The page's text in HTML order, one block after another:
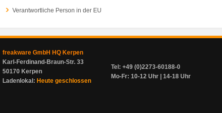
Verantwortliche Person in der EU
freakware GmbH HQ Kerpen
Karl-Ferdinand-Braun-Str. 33
50170 Kerpen
Ladenlokal: Heute geschlossen
Tel: +49 (0)2273-60188-0
Mo-Fr: 10-12 Uhr | 14-18 Uhr